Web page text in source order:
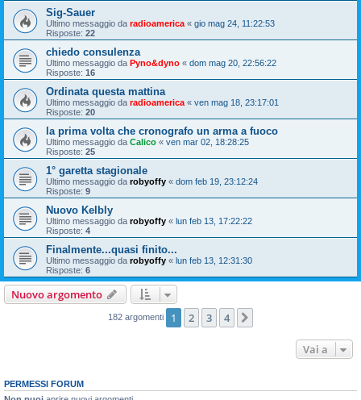
Sig-Sauer
Ultimo messaggio da radioamerica« gio mag 24, 11:22:53
Risposte: 22
chiedo consulenza
Ultimo messaggio da Pyno&dyno « dom mag 20, 22:56:22
Risposte: 16
Ordinata questa mattina
Ultimo messaggio da radioamerica« ven mag 18, 23:17:01
Risposte: 20
la prima volta che cronografo un arma a fuoco
Ultimo messaggio da Calico « ven mar 02, 18:28:25
Risposte: 25
1° garetta stagionale
Ultimo messaggio da robyoffy « dom feb 19, 23:12:24
Risposte: 9
Nuovo Kelbly
Ultimo messaggio da robyoffy « lun feb 13, 17:22:22
Risposte: 4
Finalmente...quasi finito...
Ultimo messaggio da robyoffy « lun feb 13, 12:31:30
Risposte: 6
Nuovo argomento
182 argomenti 1 2 3 4
Vai a
PERMESSI FORUM